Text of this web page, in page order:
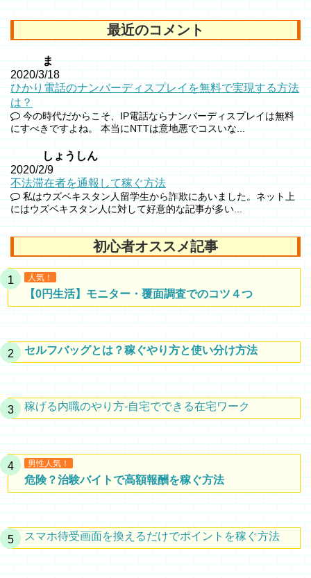
最近のコメント
ま
2020/3/18
ひかり電話のナンバーディスプレイを無料で実現する方法
は？
今の時代だからこそ、IP電話ならナンバーディスプレイは無料
にすべきですよね。 本当にNTTは意地悪でコスいな...
しょうしん
2020/2/9
不法滞在者を通報して稼ぐ方法
私はウズベキスタン人留学生から詐欺にあいました。ネット上
にはウズベキスタン人に対して好意的な記事が多い...
初心者オススメ記事
人気！
【0円生活】モニター・覆面調査でのコツ４つ
セルフバッグとは？稼ぐやり方と使い分け方法
稼げる内職のやり方-自宅でできる在宅ワーク
男性人気！
危険？治験バイトで高額報酬を稼ぐ方法
スマホ待受画面を換えるだけでポイントを稼ぐ方法